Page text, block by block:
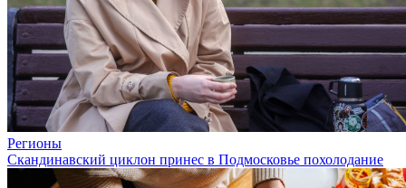
Регионы
Скандинавский циклон принес в Подмосковье похолодание